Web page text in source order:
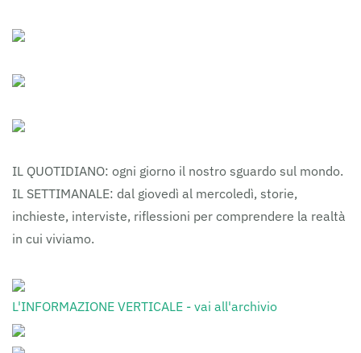
IL QUOTIDIANO: ogni giorno il nostro sguardo sul mondo.
IL SETTIMANALE: dal giovedì al mercoledì, storie,
inchieste, interviste, riflessioni per comprendere la realtà
in cui viviamo.
L'INFORMAZIONE VERTICALE - vai all'archivio